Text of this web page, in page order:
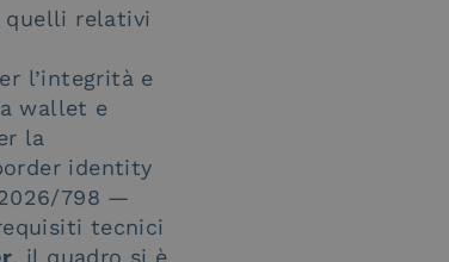
quelli relativi
l’integrità e
wallet e
la
identity
798 —
tecnici
, il quadro si è